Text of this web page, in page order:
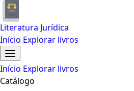
Literatura Jurídica
Início Explorar livros
Início Explorar livros
Catálogo